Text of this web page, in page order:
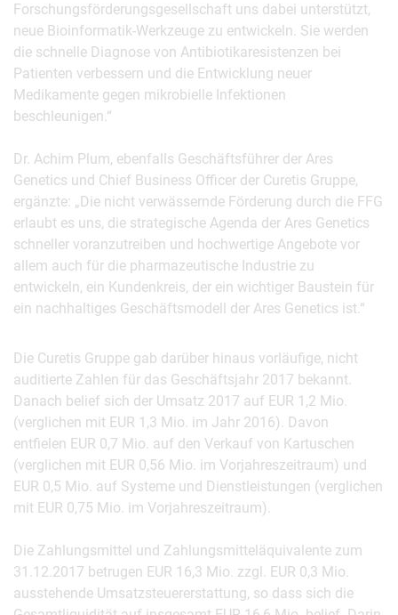
Forschungsförderungsgesellschaft uns dabei unterstützt,
neue Bioinformatik-Werkzeuge zu entwickeln. Sie werden
die schnelle Diagnose von Antibiotikaresistenzen bei
Patienten verbessern und die Entwicklung neuer
Medikamente gegen mikrobielle Infektionen
beschleunigen.“
Dr. Achim Plum, ebenfalls Geschäftsführer der Ares
Genetics und Chief Business Officer der Curetis Gruppe,
ergänzte: „Die nicht verwässernde Förderung durch die FFG
erlaubt es uns, die strategische Agenda der Ares Genetics
schneller voranzutreiben und hochwertige Angebote vor
allem auch für die pharmazeutische Industrie zu
entwickeln, ein Kundenkreis, der ein wichtiger Baustein für
ein nachhaltiges Geschäftsmodell der Ares Genetics ist.“
Die Curetis Gruppe gab darüber hinaus vorläufige, nicht
auditierte Zahlen für das Geschäftsjahr 2017 bekannt.
Danach belief sich der Umsatz 2017 auf EUR 1,2 Mio.
(verglichen mit EUR 1,3 Mio. im Jahr 2016). Davon
entfielen EUR 0,7 Mio. auf den Verkauf von Kartuschen
(verglichen mit EUR 0,56 Mio. im Vorjahreszeitraum) und
EUR 0,5 Mio. auf Systeme und Dienstleistungen (verglichen
mit EUR 0,75 Mio. im Vorjahreszeitraum).
Die Zahlungsmittel und Zahlungsmitteläquivalente zum
31.12.2017 betrugen EUR 16,3 Mio. zzgl. EUR 0,3 Mio.
ausstehende Umsatzsteuererstattung, so dass sich die